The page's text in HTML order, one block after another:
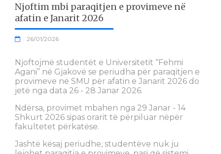
Njoftim mbi paraqitjen e provimeve në
afatin e Janarit 2026
26/01/2026
Njoftojmë studentët e Universitetit “Fehmi
Agani” në Gjakovë se periudha për paraqitjen e
provimeve në SMU për afatin e Janarit 2026 do
jetë nga data 26 - 28 Janar 2026.
Ndërsa, provimet mbahen nga 29 Janar - 14
Shkurt 2026 sipas orarit të përpiluar nëpër
fakultetet përkatëse.
Jashtë kësaj periudhe, studentëve nuk ju